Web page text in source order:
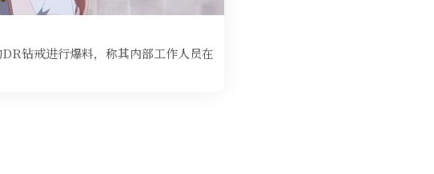
钻戒进行爆料，称其内部工作人员在